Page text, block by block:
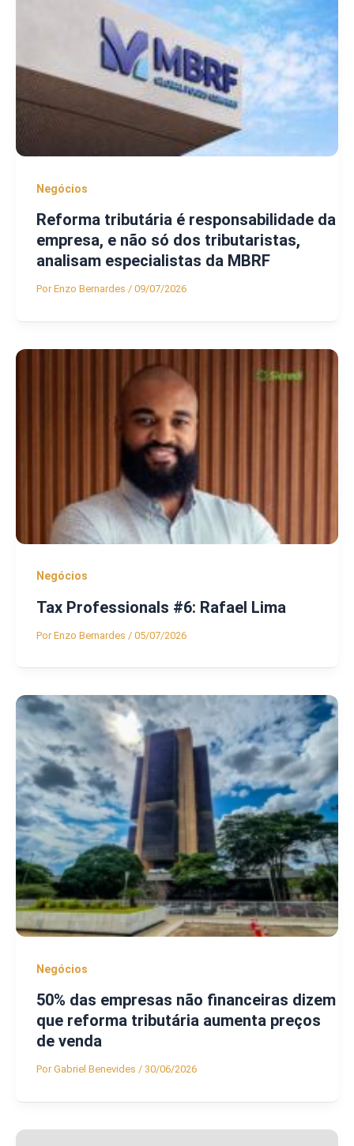
Negócios
Reforma tributária é responsabilidade da
empresa, e não só dos tributaristas,
analisam especialistas da MBRF
PorEnzo Bernardes / 09/07/2026
Negócios
Tax Professionals #6: Rafael Lima
PorEnzo Bernardes / 05/07/2026
Negócios
50% das empresas não financeiras dizem
que reforma tributária aumenta preços
de venda
PorGabriel Benevides / 30/06/2026